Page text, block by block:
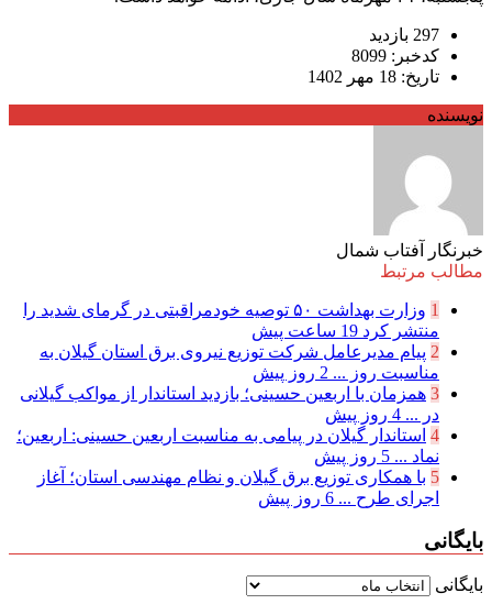
297 بازدید
کدخبر: 8099
تاریخ: 18 مهر 1402
نویسنده
خبرنگار آفتاب شمال
مطالب مرتبط
1
وزارت بهداشت ۵۰ توصیه خودمراقبتی در گرمای شدید را
منتشر کرد 19 ساعت پیش
2 پیام مدیرعامل شركت توزیع نیروی برق استان گیلان به
مناسبت روز ... 2 روز پیش
3 همزمان با اربعین حسینی؛ بازدید استاندار از مواکب گیلانی
در ... 4 روز پیش
4 استاندار گیلان در پیامی به مناسبت اربعین حسینی: اربعین؛
نماد ... 5 روز پیش
5 با همکاری توزیع برق گیلان و نظام مهندسی استان؛ آغاز
اجرای طرح ... 6 روز پیش
بایگانی
بایگانی